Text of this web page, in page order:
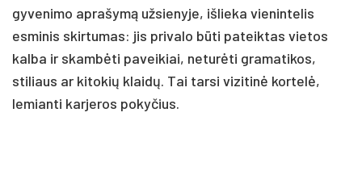
gyvenimo aprašymą užsienyje, išlieka vienintelis
esminis skirtumas: jis privalo būti pateiktas vietos
kalba ir skambėti paveikiai, neturėti gramatikos,
stiliaus ar kitokių klaidų. Tai tarsi vizitinė kortelė,
lemianti karjeros pokyčius.